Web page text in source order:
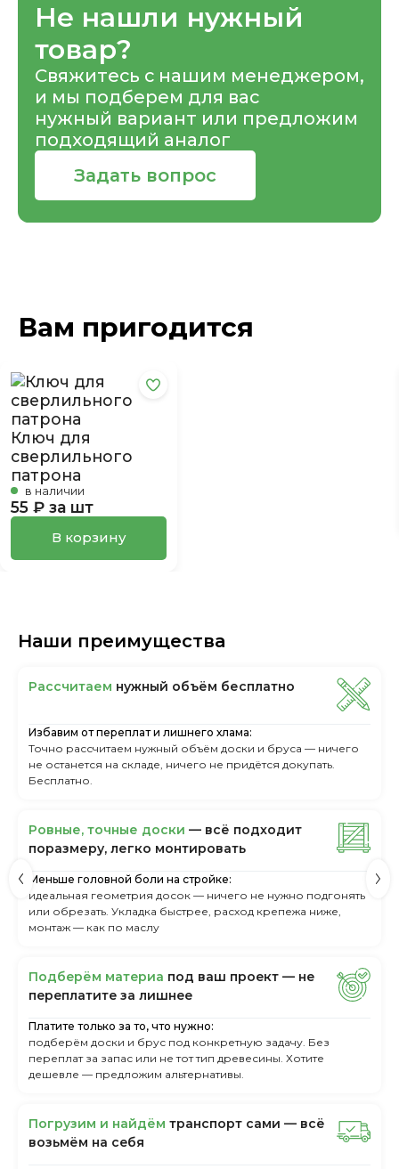
Не нашли нужный
товар?
Свяжитесь с нашим менеджером,
и мы подберем для вас
нужный вариант или предложим
подходящий аналог
Задать вопрос
Вам пригодится
Ключ для
сверлильного
патрона
в наличии
55 ₽ за шт
В корзину
Наши преимущества
Рассчитаем нужный объём бесплатно
Избавим от переплат и лишнего хлама:
Точно рассчитаем нужный объём доски и бруса — ничего
не останется на складе, ничего не придётся докупать.
Бесплатно.
Ровные, точные доски — всё подходит
поразмеру, легкo монтировать
Меньше головной боли на стройке:
идеальная геометрия досок — ничего не нужно подгонять
или обрезать. Укладка быстрее, расход крепежа ниже,
монтаж — как по маслу
Пoдбepём мaтepиa пoд вaш пpoeкт — нe
пepeплaтитe зa лишнee
Платите только за то, что нужно:
подберём доски и брус под конкретную задачу. Без
переплат за запас или не тот тип древесины. Хотите
дешевле — предложим альтернативы.
Пoгpузим и нaйдём тpaнcпopт caми — вcё
вoзьмём нa ceбя